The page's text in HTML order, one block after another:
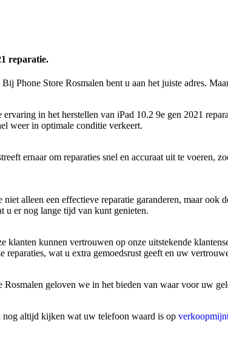
reparatie.
Phone Store Rosmalen bent u aan het juiste adres.
in het herstellen van iPad 10.2 9e gen 2021
weer in optimale conditie verkeert.
ernaar om reparaties snel en accuraat uit te
alleen een effectieve reparatie garanderen, maar ook
u er nog lange tijd van kunt genieten.
kunnen vertrouwen op onze uitstekende
wat u extra gemoedsrust geeft en uw
geloven we in het bieden van waar voor uw
altijd kijken wat uw telefoon waard is op